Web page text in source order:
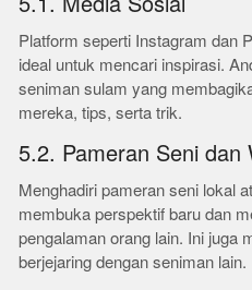
Platform seperti Instagram dan
ideal untuk mencari inspirasi.
seniman sulam yang
mereka, tips, serta trik.
5.2. Pameran Seni dan
Menghadiri pameran seni lokal
membuka perspektif baru dan
pengalaman orang lain. Ini juga
berjejaring dengan seniman lain.